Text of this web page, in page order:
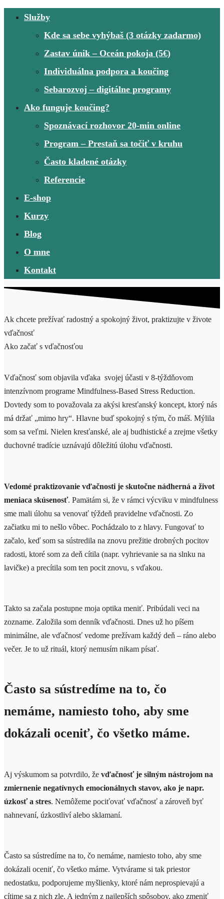
Služby
Kde sa sebe vyhýbaš (3 otázky zadarmo)
Zastav únik – Oceán pokoja (5€)
Individuálna podpora a koučing
Sebarozvoj – digitálne programy
Ako funguje koučing?
Spoznávací rozhovor 20-min online
Program – Prestaň sa točiť v kruhu
Často kladené otázky
Referencie
E-shop
Kurzy
Blog
O mne
Kontakt
Ak chcete prežívať radostný a spokojný život, praktizujte v živote
vďačnosť
Ako začať s vďačnosťou
Vďačnosť som objavila vďaka svojej účasti v 8-týždňovom
intenzívnom programe Mindfulness-Based Stress Reduction.
Dovtedy som to považovala za akýsi kresťanský koncept, ktorý nás
má držať „mimo hry“. Hlavne buď spokojný s tým, čo máš. Mýlila
som sa veľmi. Nielen kresťanské, ale aj budhistické a zrejme všetky
duchovné tradície uznávajú dôležitú úlohu vďačnosti.
Vedomé praktizovanie vďačnosti je skutočne nádherná a život
meniaca skúsenosť. Pamätám si, že v rámci výcviku v mindfulness
sme mali úlohu sa venovať týždeň pravidelne vďačnosti. Zo
začiatku mi to nešlo vôbec. Pochádzalo to z hlavy. Fungovať to
začalo, keď som sa sústredila na znovu prežitie drobných pocitov
radosti, ktoré som za deň cítila (napr. vyhrievanie sa na slnku na
lavičke) a precítila som ten pocit znovu, s vďakou.
Takto sa začala postupne moja optika meniť. Pribúdali veci na
zozname. Založila som denník vďačnosti. Dnes už ho píšem
minimálne, ale vďačnosť vedome prežívam každý deň – ráno alebo
večer. Je to už rituál, ktorý nemusím nikam písať.
Často sa sústredíme na to, čo
nemáme, namiesto toho, aby sme
dokázali oceniť, čo všetko máme.
Aj výskumom sa potvrdilo, že vďačnosť je silným nástrojom na
zmiernenie negatívnych emocionálnych stavov, ako je napr.
úzkosť a stres. Nemôžeme pociťovať vďačnosť a zároveň byť
nahnevaní, úzkostliví alebo sklamaní.
Často sa sústredíme na to, čo nemáme, namiesto toho, aby sme
dokázali oceniť, čo všetko máme. Vytvárame si tak priestor
nedostatku, podporujeme myšlienky, ktoré nám neprospievajú a
cítime sa z nich zle. A jedným z najlepších spôsobov, ako zmeniť